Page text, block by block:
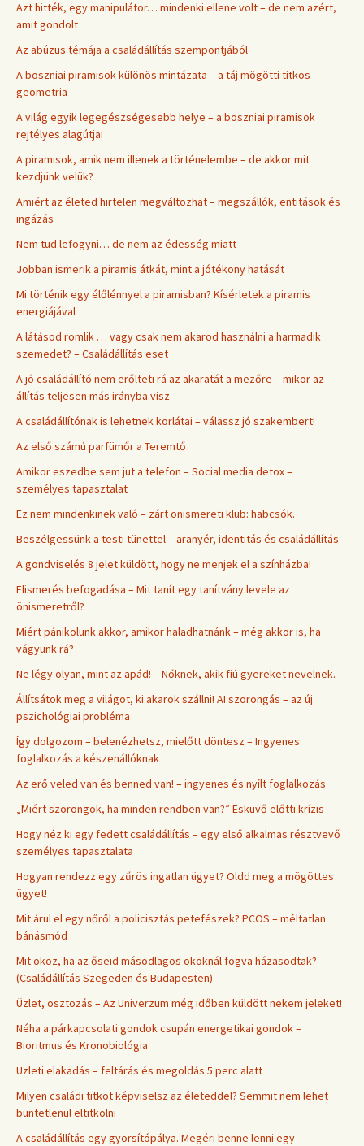
Azt hitték, egy manipulátor… mindenki ellene volt – de nem azért,
amit gondolt
Az abúzus témája a családállítás szempontjából
A boszniai piramisok különös mintázata – a táj mögötti titkos
geometria
A világ egyik legegészségesebb helye – a boszniai piramisok
rejtélyes alagútjai
A piramisok, amik nem illenek a történelembe – de akkor mit
kezdjünk velük?
Amiért az életed hirtelen megváltozhat – megszállók, entitások és
ingázás
Nem tud lefogyni… de nem az édesség miatt
Jobban ismerik a piramis átkát, mint a jótékony hatását
Mi történik egy élőlénnyel a piramisban? Kísérletek a piramis
energiájával
A látásod romlik … vagy csak nem akarod használni a harmadik
szemedet? – Családállítás eset
A jó családállító nem erőlteti rá az akaratát a mezőre – mikor az
állítás teljesen más irányba visz
A családállítónak is lehetnek korlátai – válassz jó szakembert!
Az első számú parfümőr a Teremtő
Amikor eszedbe sem jut a telefon – Social media detox –
személyes tapasztalat
Ez nem mindenkinek való – zárt önismereti klub: habcsók.
Beszélgessünk a testi tünettel – aranyér, identitás és családállítás
A gondviselés 8 jelet küldött, hogy ne menjek el a színházba!
Elismerés befogadása – Mit tanít egy tanítvány levele az
önismeretről?
Miért pánikolunk akkor, amikor haladhatnánk – még akkor is, ha
vágyunk rá?
Ne légy olyan, mint az apád! – Nőknek, akik fiú gyereket nevelnek.
Állítsátok meg a világot, ki akarok szállni! AI szorongás – az új
pszichológiai probléma
Így dolgozom – belenézhetsz, mielőtt döntesz – Ingyenes
foglalkozás a készenállóknak
Az erő veled van és benned van! – ingyenes és nyílt foglalkozás
„Miért szorongok, ha minden rendben van?” Esküvő előtti krízis
Hogy néz ki egy fedett családállítás – egy első alkalmas résztvevő
személyes tapasztalata
Hogyan rendezz egy zűrös ingatlan ügyet? Oldd meg a mögöttes
ügyet!
Mit árul el egy nőről a policisztás petefészek? PCOS – méltatlan
bánásmód
Mit okoz, ha az őseid másodlagos okoknál fogva házasodtak?
(Családállítás Szegeden és Budapesten)
Üzlet, osztozás – Az Univerzum még időben küldött nekem jeleket!
Néha a párkapcsolati gondok csupán energetikai gondok –
Bioritmus és Kronobiológia
Üzleti elakadás – feltárás és megoldás 5 perc alatt
Milyen családi titkot képviselsz az életeddel? Semmit nem lehet
büntetlenül eltitkolni
A családállítás egy gyorsítópálya. Megéri benne lenni egy